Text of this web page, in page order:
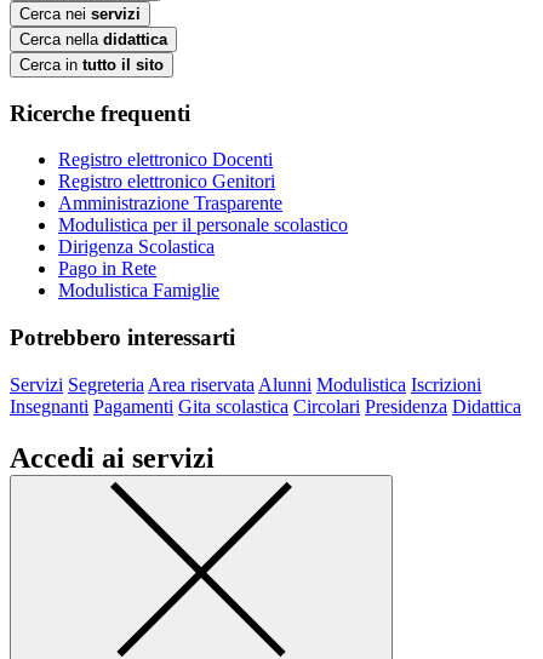
Cerca nei servizi
Cerca nella didattica
Cerca in tutto il sito
Ricerche frequenti
Registro elettronico Docenti
Registro elettronico Genitori
Amministrazione Trasparente
Modulistica per il personale scolastico
Dirigenza Scolastica
Pago in Rete
Modulistica Famiglie
Potrebbero interessarti
Servizi Segreteria Area riservata Alunni Modulistica Iscrizioni
Insegnanti Pagamenti Gita scolastica Circolari Presidenza Didattica
Accedi ai servizi